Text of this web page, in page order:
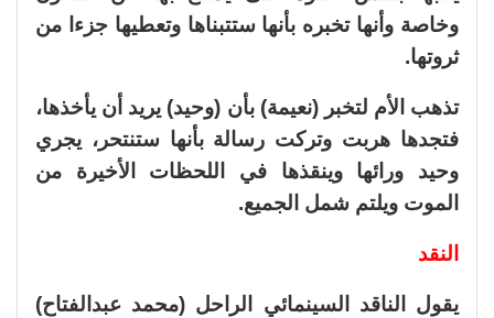
وخاصة وأنها تخبره بأنها ستتبناها وتعطيها جزءا من
ثروتها.
تذهب الأم لتخبر (نعيمة) بأن (وحيد) يريد أن يأخذها،
فتجدها هربت وتركت رسالة بأنها ستنتحر، يجري
وحيد ورائها وينقذها في اللحظات الأخيرة من
الموت ويلتم شمل الجميع.
النقد
يقول الناقد السينمائي الراحل (محمد عبدالفتاح)